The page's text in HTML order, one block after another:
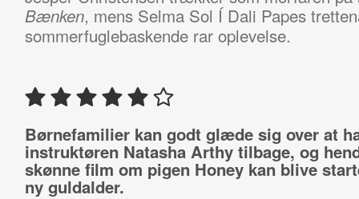
Bænken, mens Selma Sol Í Dali Papes
sommerfuglebaskende rar oplevelse.
Børnefamilier kan godt glæde sig over at
instruktøren Natasha Arthy tilbage, og
skønne film om pigen Honey kan blive
ny guldalder.